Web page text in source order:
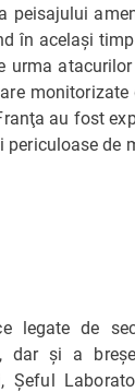
peisajului
în acelaşi
au fost
de
legate de
dar şi a
Şeful